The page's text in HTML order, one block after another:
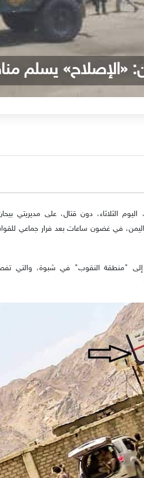
«الإصلاح» يسلم
اليوم الثلاثاء، دون قتال، على مديريتي
في غضون ساعات بعد فرار جماعي
وصل مقاتلو الجماعة إلى "منطقة النقوب" في شبوة،